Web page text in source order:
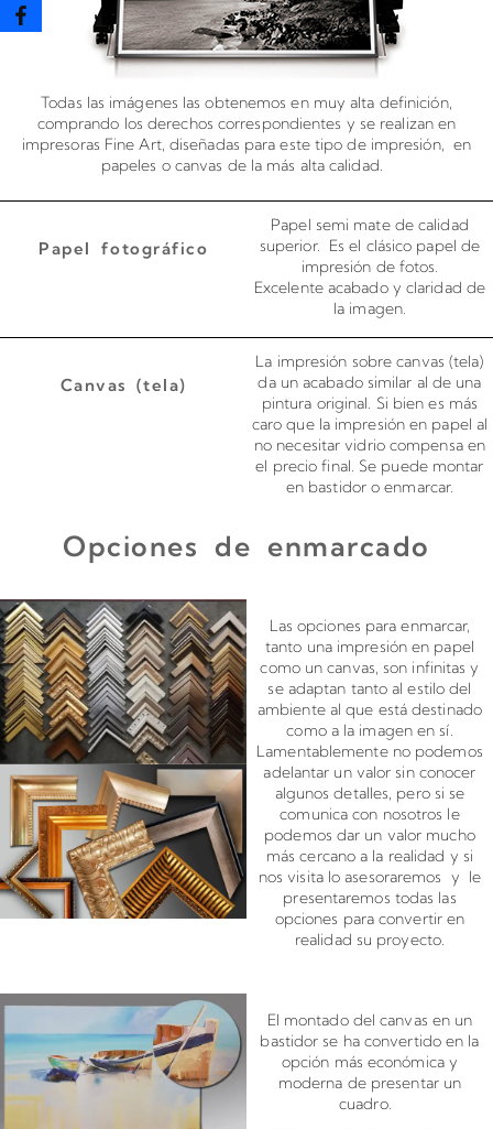
Todas las imágenes las obtenemos en muy alta definición,
comprando los derechos correspondientes y se realizan en
impresoras Fine Art, diseñadas para este tipo de impresión, en
papeles o canvas de la más alta calidad.
Papel fotográfico
Papel semi mate de calidad
superior. Es el clásico papel de
impresión de fotos.
Excelente acabado y claridad de
la imagen.
Canvas (tela)
La impresión sobre canvas (tela)
da un acabado similar al de una
pintura original. Si bien es más
caro que la impresión en papel al
no necesitar vidrio compensa en
el precio final. Se puede montar
en bastidor o enmarcar.
Opciones de enmarcado
Las opciones para enmarcar,
tanto una impresión en papel
como un canvas, son infinitas y
se adaptan tanto al estilo del
ambiente al que está destinado
como a la imagen en sí.
Lamentablemente no podemos
adelantar un valor sin conocer
algunos detalles, pero si se
comunica con nosotros le
podemos dar un valor mucho
más cercano a la realidad y si
nos visita lo asesoraremos y le
presentaremos todas las
opciones para convertir en
realidad su proyecto.
El montado del canvas en un
bastidor se ha convertido en la
opción más económica y
moderna de presentar un
cuadro.